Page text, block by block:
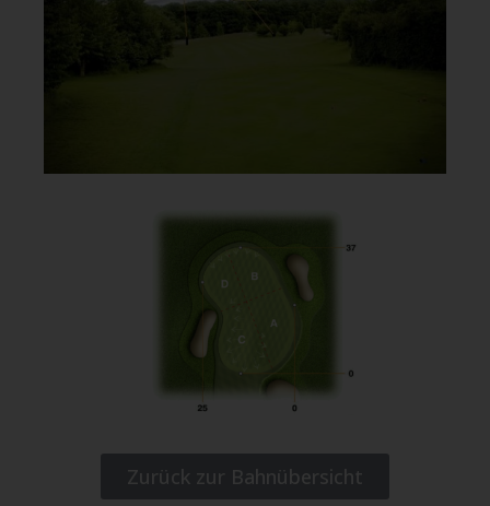
Zurück zur Bahnübersicht